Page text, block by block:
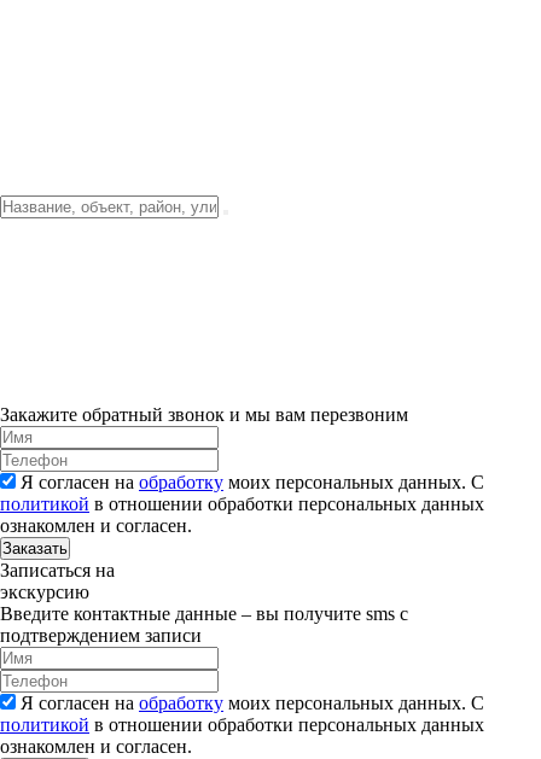
Закажите обратный звонок и мы вам перезвоним
Я согласен на обработку моих персональных данных. С
политикой в отношении обработки персональных данных
ознакомлен и согласен.
Заказать
Записаться на
экскурсию
Введите контактные данные – вы получите sms с
подтверждением записи
Я согласен на обработку моих персональных данных. С
политикой в отношении обработки персональных данных
ознакомлен и согласен.